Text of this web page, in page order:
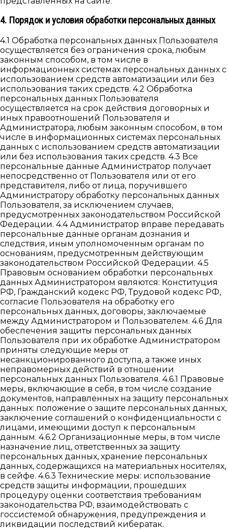
4. Порядок и условия обработки персональных данных
4.1 Обработка персональных данных Пользователя
осуществляется без ограничения срока, любым
законным способом, в том числе в
информационных системах персональных данных с
использованием средств автоматизации или без
использования таких средств. 4.2 Обработка
персональных данных Пользователя
осуществляется на срок действия договорных и
иных правоотношений Пользователя и
Администратора, любым законным способом, в том
числе в информационных системах персональных
данных с использованием средств автоматизации
или без использования таких средств. 4.3 Все
персональные данные Администратор получает
непосредственно от Пользователя или от его
представителя, либо от лица, поручившего
Администратору обработку персональных данных
Пользователя, за исключением случаев,
предусмотренных законодательством Российской
Федерации. 4.4 Администратор вправе передавать
персональные данные органам дознания и
следствия, иным уполномоченным органам по
основаниям, предусмотренным действующим
законодательством Российской Федерации. 4.5
Правовым основанием обработки персональных
данных Администратором являются: Конституция
РФ, Гражданский кодекс РФ, Трудовой кодекс РФ,
согласие Пользователя на обработку его
персональных данных, договоры, заключаемые
между Администратором и Пользователем. 4.6 Для
обеспечения защиты персональных данных
Пользователя при их обработке Администратором
приняты следующие меры от
несанкционированного доступа, а также иных
неправомерных действий в отношении
персональных данных Пользователя. 4.6.1 Правовые
меры, включающие в себя, в том числе создание
документов, направленных на защиту персональных
данных: положение о защите персональных данных,
заключение соглашений о конфиденциальности с
лицами, имеющими доступ к персональным
данным. 4.6.2 Организационные меры, в том числе
назначение лиц, ответственных за защиту
персональных данных, хранение персональных
данных, содержащихся на материальных носителях,
в сейфе. 4.6.3 Технические меры: использование
средств защиты информации, прошедших
процедуру оценки соответствия требованиям
законодательства РФ, взаимодействовать с
госсистемой обнаружения, предупреждения и
ликвидации последствий кибератак.